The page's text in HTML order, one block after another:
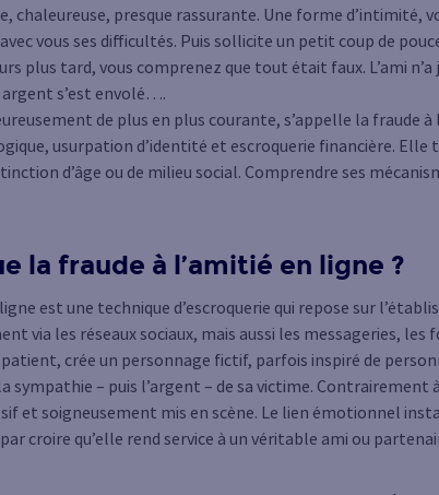
chaleureuse, presque rassurante. Une forme d’intimité,
vous ses difficultés. Puis sollicite un petit coup de
plus tard, vous comprenez que tout était faux. L’ami
s’est envolé….
de plus en plus courante, s’appelle la fraude à
usurpation d’identité et escroquerie financière. Elle
d’âge ou de milieu social. Comprendre ses
la fraude à l’amitié en ligne ?
est une technique d’escroquerie qui repose sur
via les réseaux sociaux, mais aussi les messageries,
crée un personnage fictif, parfois inspiré de
sympathie – puis l’argent – de sa victime. Contrairement
et soigneusement mis en scène. Le lien émotionnel
croire qu’elle rend service à un véritable ami ou